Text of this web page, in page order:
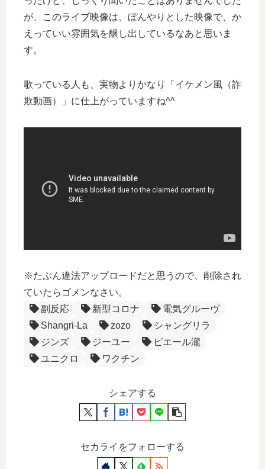
が、このライブ映像は、ぼんやりとした映像で、か
えっていい雰囲気を醸し出しているなあと思いま
す。
歌っている人も、実物よりかなり「イケメン風（詐
欺動画）」に仕上がっていますね^^
※たぶん違法アップロードだと思うので、削除され
ていたらゴメンなさい。
副反応
新型コロナ
電気グルーヴ
Shangri-La
zozo
シャングリラ
ジンズ
ジーユー
ピエール瀧
ユニクロ
ワクチン
シェアする
セカライをフォローする